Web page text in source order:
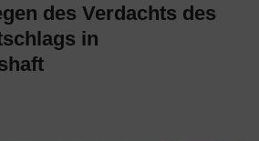
des Verdachts des
in